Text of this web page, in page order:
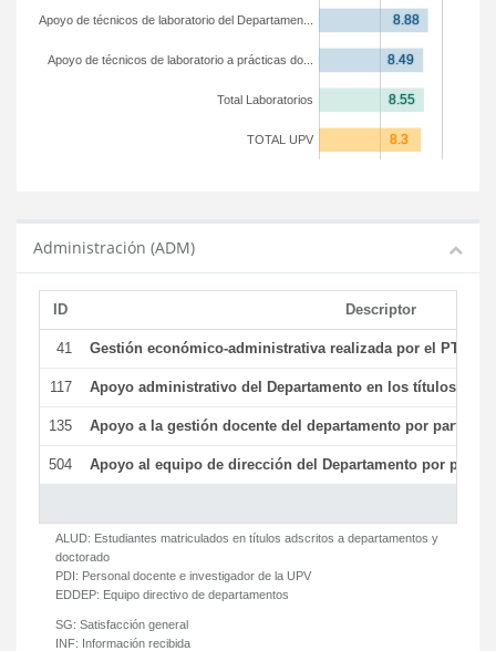
TOTAL UPV
Total Laboratorios
Apoyo de técnicos de laboratorio a prácticas do...
Apoyo de técnicos de laboratorio del Departamen...
Administración (ADM)
ID Descriptor
41 Gestión económico-administrativa realizada por el PTGAS
117 Apoyo administrativo del Departamento en los títulos de
135 Apoyo a la gestión docente del departamento por parte
504 Apoyo al equipo de dirección del Departamento por parte
ALUD: Estudiantes matriculados en títulos adscritos a departamentos y
doctorado
PDI: Personal docente e investigador de la UPV
EDDEP: Equipo directivo de departamentos
SG: Satisfacción general
INF: Información recibida